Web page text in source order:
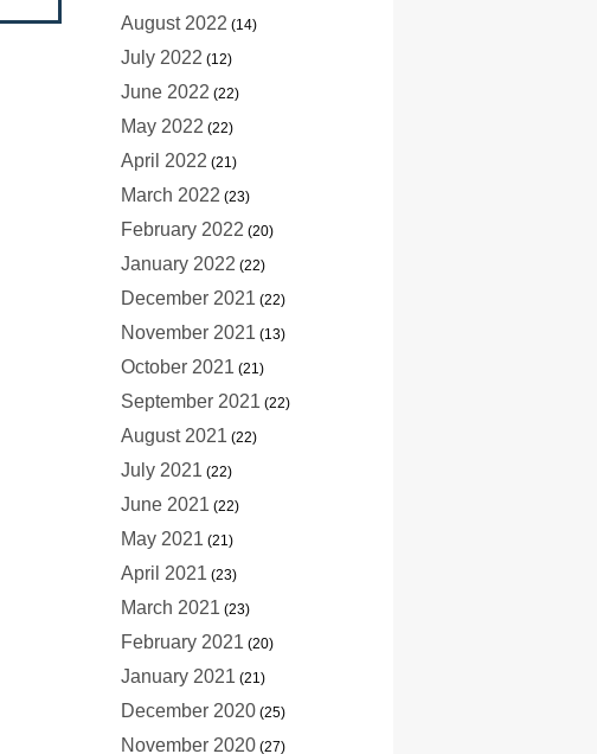
August 2022 (14)
July 2022 (12)
June 2022 (22)
May 2022 (22)
April 2022 (21)
March 2022 (23)
February 2022 (20)
January 2022 (22)
December 2021 (22)
November 2021 (13)
October 2021 (21)
September 2021 (22)
August 2021 (22)
July 2021 (22)
June 2021 (22)
May 2021 (21)
April 2021 (23)
March 2021 (23)
February 2021 (20)
January 2021 (21)
December 2020 (25)
November 2020 (27)